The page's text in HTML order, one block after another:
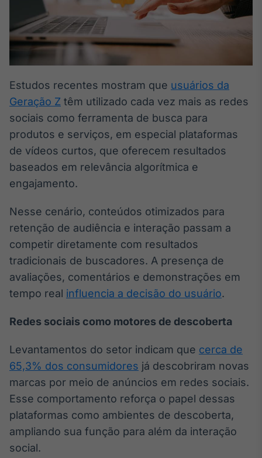
e Conteúdos
OTC
negociação de
Broadcast
Datafeed
APIs para
integração de
conteúdos e
dados
Ticker
Cotações e
headlines de
Broadcast
Componentes
Broadcast
Conteúdos e
dados para
displays e telas
Estudos recentes mostram que usuários da
Geração Z têm utilizado cada vez mais as redes
sociais como ferramenta de busca para
produtos e serviços, em especial plataformas
de vídeos curtos, que oferecem resultados
baseados em relevância algorítmica e
engajamento.
Nesse cenário, conteúdos otimizados para
retenção de audiência e interação passam a
competir diretamente com resultados
tradicionais de buscadores. A presença de
avaliações, comentários e demonstrações em
tempo real influencia a decisão do usuário.
Redes sociais como motores de descoberta
Levantamentos do setor indicam que cerca de
65,3% dos consumidores já descobriram novas
marcas por meio de anúncios em redes sociais.
Esse comportamento reforça o papel dessas
plataformas como ambientes de descoberta,
ampliando sua função para além da interação
social.